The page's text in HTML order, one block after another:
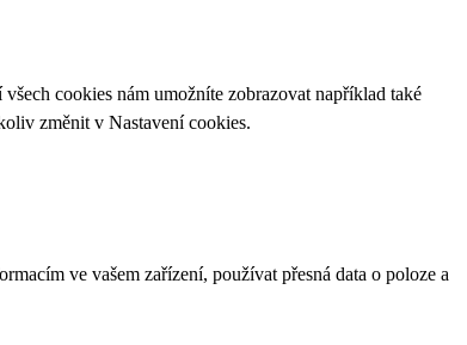
cookies nám umožníte zobrazovat například také
změnit v Nastavení cookies.
ve vašem zařízení, používat přesná data o poloze a